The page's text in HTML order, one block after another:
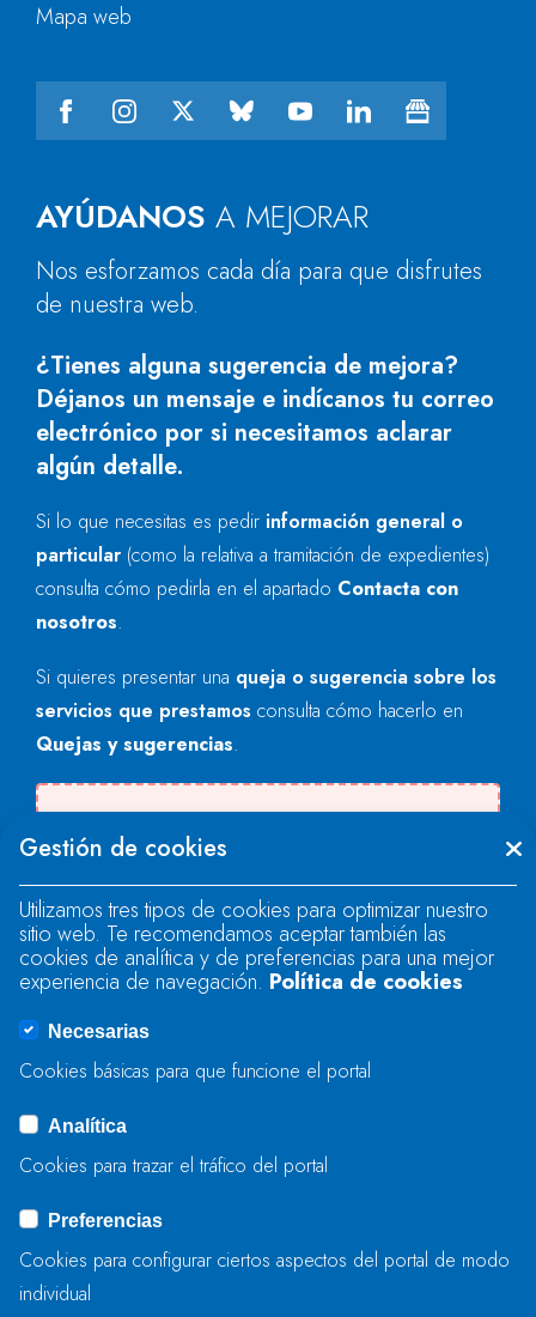
AYÚDANOS A MEJORAR
Nos esforzamos cada día para que disfrutes
de nuestra web.
¿Tienes alguna sugerencia de mejora?
Déjanos un mensaje e indícanos tu correo
electrónico por si necesitamos aclarar
algún detalle.
Si lo que necesitas es pedir información general o
particular (como la relativa a tramitación de expedientes)
consulta cómo pedirla en el apartado Contacta con
nosotros.
Si quieres presentar una queja o sugerencia sobre los
servicios que prestamos consulta cómo hacerlo en
Quejas y sugerencias.
"text".
Se produjo un error al cargar el campo
"text".
Se produjo un error al cargar el campo
ENVIAR
Mapa web
Gestión de cookies
Utilizamos tres tipos de cookies para optimizar nuestro
sitio web. Te recomendamos aceptar también las
cookies de analítica y de preferencias para una mejor
experiencia de navegación. Política de cookies
Necesarias
Cookies básicas para que funcione el portal
Analítica
Cookies para trazar el tráfico del portal
Preferencias
Cookies para configurar ciertos aspectos del portal de modo
individual